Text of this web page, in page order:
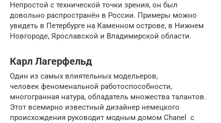
Непростой с технической точки зрения, он был
довольно распространён в России. Примеры можно
увидеть в Петербурге на Каменном острове, в Нижнем
Новгороде, Ярославской и Владимирской области.
Карл Лагерфельд
Один из самых влиятельных модельеров,
человек феноменальной работоспособности,
многогранная натура, обладатель множества талантов.
Этот всемирно известный дизайнер немецкого
происхождения руководит модным домом Chanel с